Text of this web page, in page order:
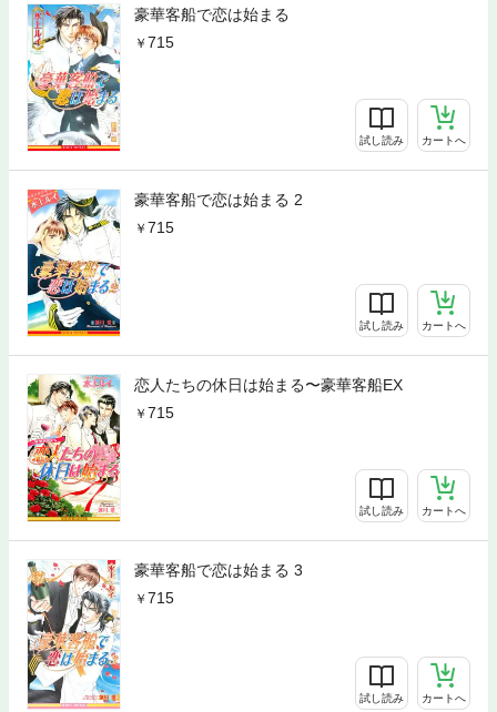
豪華客船で恋は始まる
715
試し読み カートへ
豪華客船で恋は始まる 2
715
試し読み カートへ
恋人たちの休日は始まる〜豪華客船EX
715
試し読み カートへ
豪華客船で恋は始まる 3
715
試し読み カートへ